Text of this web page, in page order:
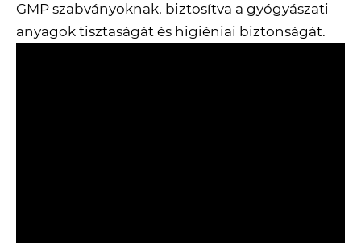
GMP szabványoknak, biztosítva a gyógyászati ​​
anyagok tisztaságát és higiéniai biztonságát.